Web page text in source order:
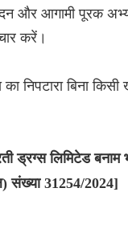
और आगामी पूरक
करें।
निपटारा बिना
ड्रग्स लिमिटेड बनाम
संख्या 31254/2024]